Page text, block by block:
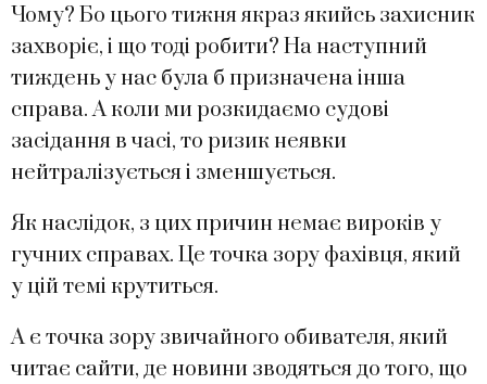
Чому? Бо цього тижня якраз якийсь захисник
захворіє, і що тоді робити? На наступний
тиждень у нас була б призначена інша
справа. А коли ми розкидаємо судові
засідання в часі, то ризик неявки
нейтралізується і зменшується.
Як наслідок, з цих причин немає вироків у
гучних справах. Це точка зору фахівця, який
у цій темі крутиться.
А є точка зору звичайного обивателя, який
читає сайти, де новини зводяться до того, що